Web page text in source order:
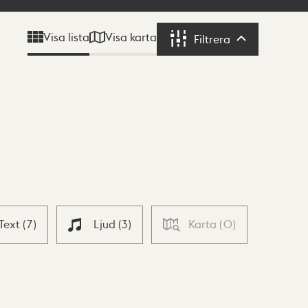
Visa lista Visa karta Filtrera Filtrera
(7) Ljud (3) Karta (0)